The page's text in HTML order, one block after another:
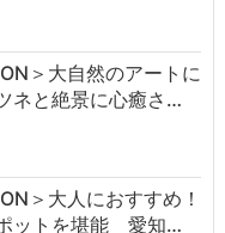
＞大自然のアートに
ネと絶景に心癒さ…
＞大人におすすめ！
ットを堪能 愛知…